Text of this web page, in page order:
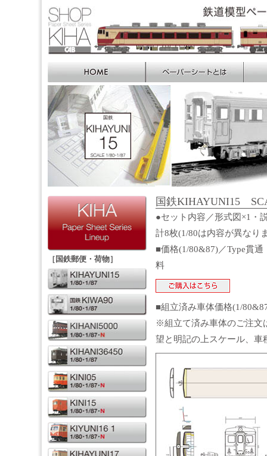
国鉄KIHAYUNI15
●セット内容／形式図×1
計8枚(1/80は内容が異なり
■価格(1/80&87)／Type貫通
料
■組立済み車体価格(1/
※組立て済み車体のご注文
望と明記の上スケール、車
［国鉄郵便・荷物］